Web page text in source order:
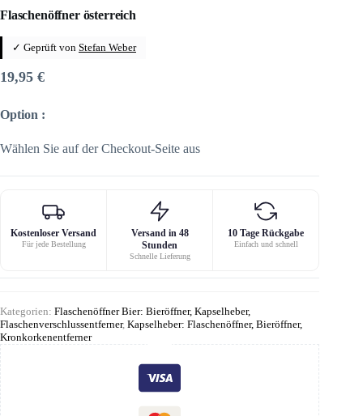
Flaschenöffner österreich
✓ Geprüft von Stefan Weber
19,95 €
Option :
Wählen Sie auf der Checkout-Seite aus
Kostenloser Versand
Für jede Bestellung
Versand in 48
Stunden
Schnelle Lieferung
10 Tage Rückgabe
Einfach und schnell
Kategorien: Flaschenöffner Bier: Bieröffner, Kapselheber,
Flaschenverschlussentferner, Kapselheber: Flaschenöffner, Bieröffner,
Kronkorkenentferner